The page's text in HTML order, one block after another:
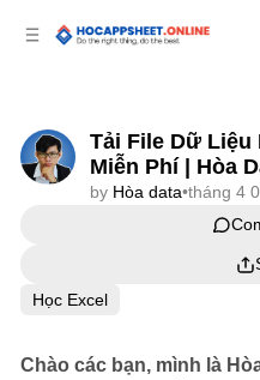
Tải File Dữ Liệu
Miễn Phí | Hòa
by Hòa data•tháng 4
Học Excel
Chào các bạn, mình là